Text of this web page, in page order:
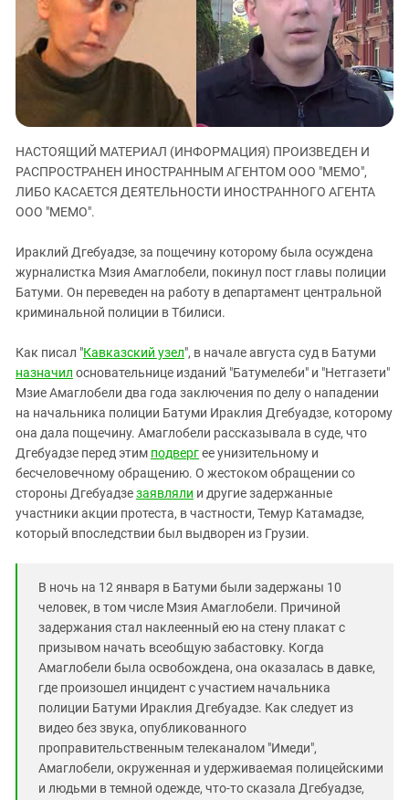
ЗАСТАВЛЯЕТ
КАВКАЗ ЗА ПАЛЕСТИНУ
ИНАКОМЫСЛИЕ В ЧЕЧНЕ
ПРЕСЛЕДОВАНИЕ АКТИВИСТОВ
МОБИЛИЗАЦИЯ И ПРОТЕСТЫ
Дагестан
Ингушетия
Кабардино-Балкария
Карачаево-Черкесия
Краснодарский край
Нагорный Карабах
Российская Федерация
Северная Осетия - Алания
СКФО
Чечня
Южная Осетия
Южный Кавказ
ЮФО
НАСТОЯЩИЙ МАТЕРИАЛ (ИНФОРМАЦИЯ) ПРОИЗВЕДЕН И
РАСПРОСТРАНЕН ИНОСТРАННЫМ АГЕНТОМ ООО "МЕМО",
ЛИБО КАСАЕТСЯ ДЕЯТЕЛЬНОСТИ ИНОСТРАННОГО АГЕНТА
ООО "МЕМО".
Ираклий Дгебуадзе, за пощечину которому была осуждена
журналистка Мзия Амаглобели, покинул пост главы полиции
Батуми. Он переведен на работу в департамент центральной
криминальной полиции в Тбилиси.
Как писал "Кавказский узел", в начале августа суд в Батуми
назначил основательнице изданий "Батумелеби" и "Нетгазети"
Мзие Амаглобели два года заключения по делу о нападении
на начальника полиции Батуми Ираклия Дгебуадзе, которому
она дала пощечину. Амаглобели рассказывала в суде, что
Дгебуадзе перед этим подвергее унизительному и
бесчеловечному обращению. О жестоком обращении со
стороны Дгебуадзезаявляли и другие задержанные
участники акции протеста, в частности, Темур Катамадзе,
который впоследствии был выдворен из Грузии.
В ночь на 12 января в Батуми были задержаны 10
человек, в том числе Мзия Амаглобели. Причиной
задержания стал наклеенный ею на стену плакат с
призывом начать всеобщую забастовку. Когда
Амаглобели была освобождена, она оказалась в давке,
где произошел инцидент с участием начальника
полиции Батуми Ираклия Дгебуадзе. Как следует из
видео без звука, опубликованного
проправительственным телеканалом "Имеди",
Амаглобели, окруженная и удерживаемая полицейскими
и людьми в темной одежде, что-то сказала Дгебуадзе,